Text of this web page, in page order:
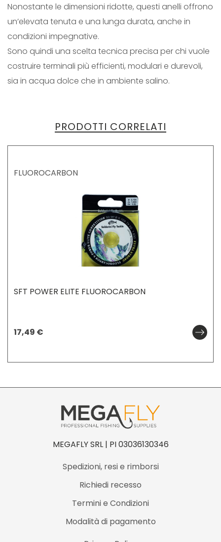
Nonostante le dimensioni ridotte, questi anelli offrono
un’elevata tenuta e una lunga durata, anche in
condizioni impegnative.
Sono quindi una scelta tecnica precisa per chi vuole
costruire terminali più efficienti, modulari e durevoli,
sia in acqua dolce che in ambiente salino.
PRODOTTI CORRELATI
FLUOROCARBON
SFT POWER ELITE FLUOROCARBON
17,49 €
MEGAFLY SRL | PI 03036130346
Spedizioni, resi e rimborsi
Richiedi recesso
Termini e Condizioni
Modalità di pagamento